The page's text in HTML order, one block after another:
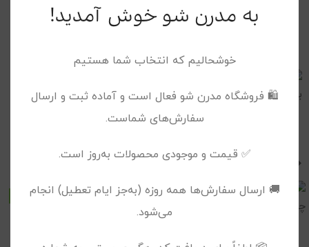
به مدرن شو خوش آمدید!
خوشحالیم که انتخاب شما هستیم
🛍️ فروشگاه مدرن شو فعال است و آماده ثبت و ارسال
سفارش‌های شماست.
✅ قیمت و موجودی محصولات به‌روز است.
🚚 ارسال سفارش‌ها همه روزه (به‌جز ایام تعطیل) انجام
می‌شود.
کیف دوشی مدرن baggy کرم – الی
محصولات پیشنهادی